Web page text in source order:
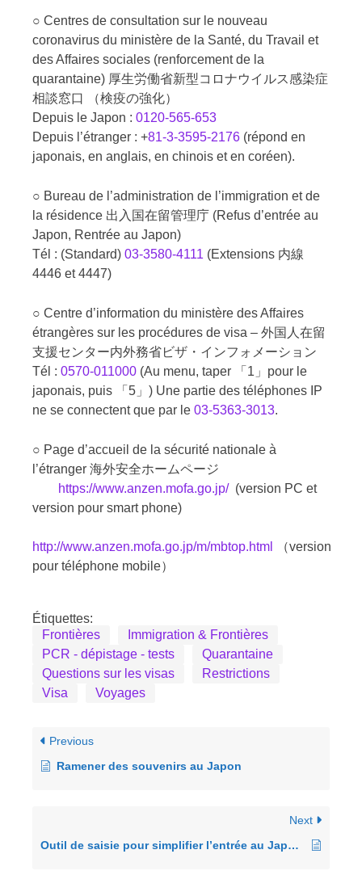
○ Centres de consultation sur le nouveau
coronavirus du ministère de la Santé, du Travail et
des Affaires sociales (renforcement de la
quarantaine) 厚生労働省新型コロナウイルス感染症
相談窓口 （検疫の強化）
Depuis le Japon : 0120-565-653
Depuis l’étranger : +81-3-3595-2176 (répond en
japonais, en anglais, en chinois et en coréen).
○ Bureau de l’administration de l’immigration et de
la résidence 出入国在留管理庁 (Refus d’entrée au
Japon, Rentrée au Japon)
Tél : (Standard) 03-3580-4111 (Extensions 内線
4446 et 4447)
○ Centre d’information du ministère des Affaires
étrangères sur les procédures de visa – 外国人在留
支援センター内外務省ビザ・インフォメーション
Tél : 0570-011000 (Au menu, taper 「1」pour le
japonais, puis 「5」) Une partie des téléphones IP
ne se connectent que par le 03-5363-3013.
○ Page d’accueil de la sécurité nationale à
l’étranger 海外安全ホームページ
https://www.anzen.mofa.go.jp/(version PC et
version pour smart phone)
http://www.anzen.mofa.go.jp/m/mbtop.html
（version
pour téléphone mobile）
Étiquettes:
Frontières
Immigration & Frontières
PCR - dépistage - tests
Quarantaine
Questions sur les visas
Restrictions
Visa
Voyages
Previous
Ramener des souvenirs au Japon
Next
Outil de saisie pour simplifier l’entrée au Japon (Visit Japan Web)